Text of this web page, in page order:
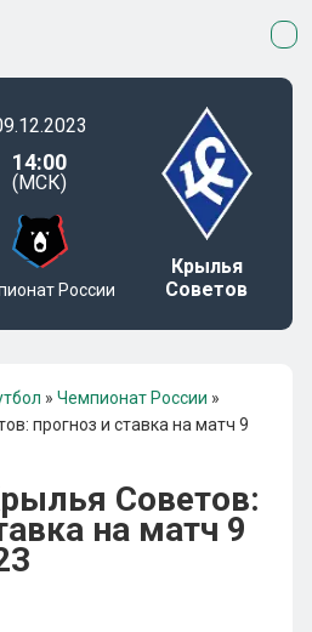
14:00
(МСК)
России
Крылья
Советов
» Чемпионат России »
прогноз и ставка на матч 9
Советов:
на матч 9